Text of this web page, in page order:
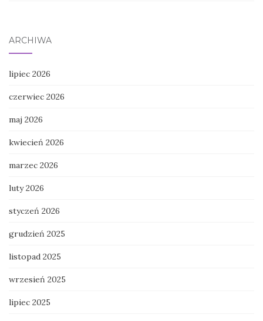
ARCHIWA
lipiec 2026
czerwiec 2026
maj 2026
kwiecień 2026
marzec 2026
luty 2026
styczeń 2026
grudzień 2025
listopad 2025
wrzesień 2025
lipiec 2025